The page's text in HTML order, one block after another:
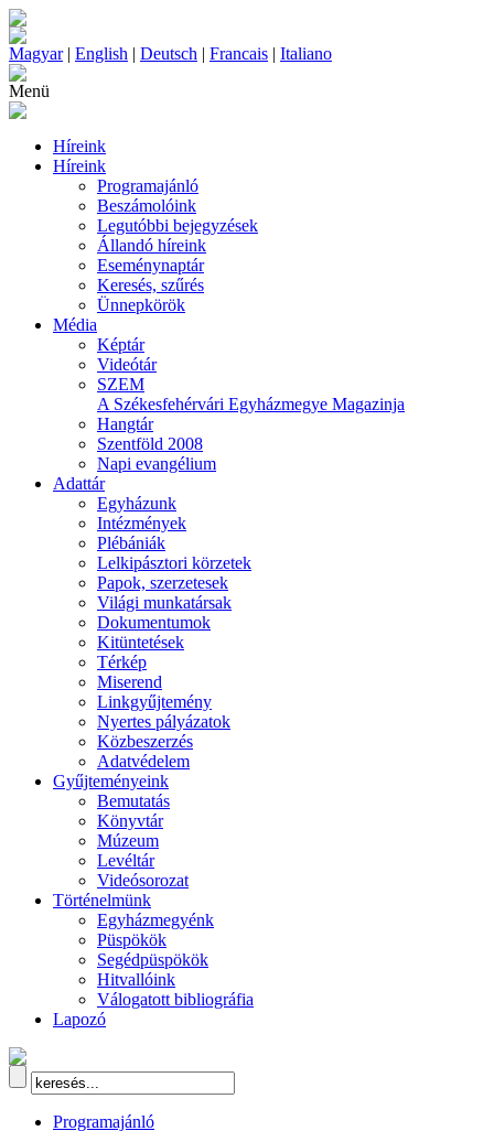
Magyar| English | Deutsch | Francais | Italiano
Menü
Híreink
Híreink
Programajánló
Beszámolóink
Legutóbbi bejegyzések
Állandó híreink
Eseménynaptár
Keresés, szűrés
Ünnepkörök
Média
Képtár
Videótár
SZEM
A Székesfehérvári Egyházmegye Magazinja
Hangtár
Szentföld 2008
Napi evangélium
Adattár
Egyházunk
Intézmények
Plébániák
Lelkipásztori körzetek
Papok, szerzetesek
Világi munkatársak
Dokumentumok
Kitüntetések
Térkép
Miserend
Linkgyűjtemény
Nyertes pályázatok
Közbeszerzés
Adatvédelem
Gyűjteményeink
Bemutatás
Könyvtár
Múzeum
Levéltár
Videósorozat
Történelmünk
Egyházmegyénk
Püspökök
Segédpüspökök
Hitvallóink
Válogatott bibliográfia
Lapozó
Programajánló